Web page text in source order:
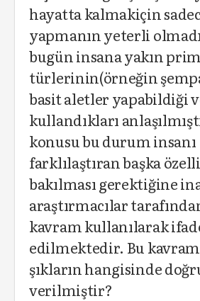
hayatta kalmakiçin
yapmanın yeterli
bugün insana yakın
türlerinin(örneğin
basit aletler yapabildiği
kullandıkları
konusu bu durum insanı
farklılaştıran başka
bakılması gerektiğine
araştırmacılar
kavram kullanılarak
edilmektedir. Bu kavram
şıkların hangisinde
verilmiştir?